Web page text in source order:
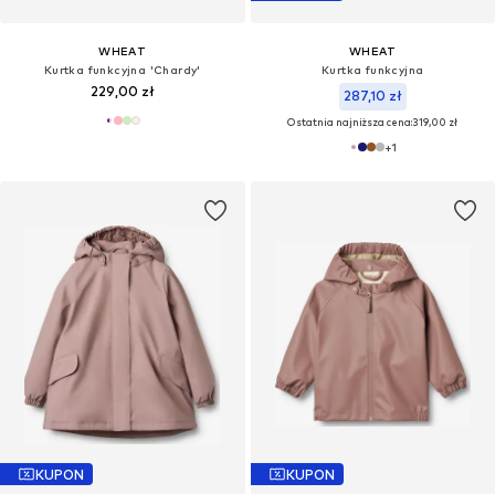
WHEAT
Kurtka funkcyjna 'Chardy'
229,00 zł
WHEAT
Kurtka funkcyjna
287,10 zł
Ostatnia najniższa cena:319,00 zł
+1
KUPON KUPON